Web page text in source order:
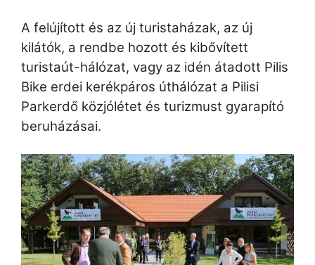
A felújított és az új turistaházak, az új
kilátók, a rendbe hozott és kibővített
turistaút-hálózat, vagy az idén átadott Pilis
Bike erdei kerékpáros úthálózat a Pilisi
Parkerdő közjólétet és turizmust gyarapító
beruházásai.